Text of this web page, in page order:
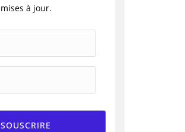
mises à jour.
SOUSCRIRE